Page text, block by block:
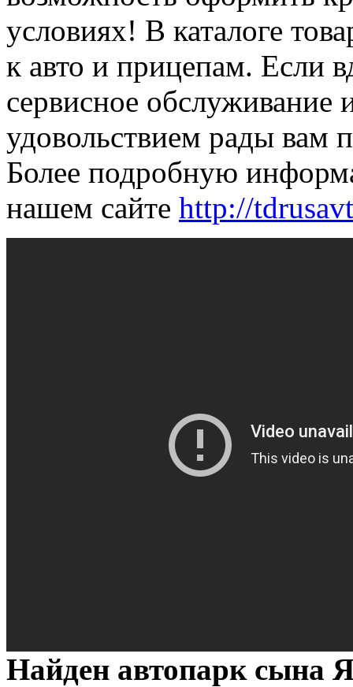
условиях! В каталоге
к авто и прицепам. Если
сервисное
удовольствием рады вам
Более подробную
нашем сайте http://
Найден автопарк сына